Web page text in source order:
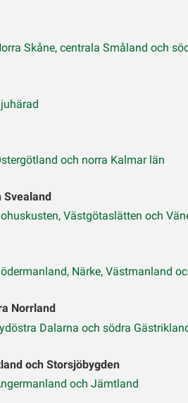
Skåne, centrala Småland och
och norra Kalmar län
Svealand
Västgötaslätten och
Närke, Västmanland
Norrland
Dalarna och södra
och Storsjöbygden
och Jämtland